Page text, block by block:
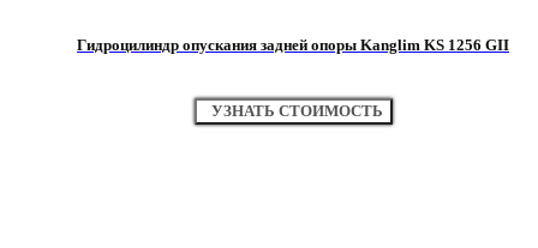
Гидроцилиндр опускания задней опоры Kanglim KS 1256 GII
УЗНАТЬ СТОИМОСТЬ